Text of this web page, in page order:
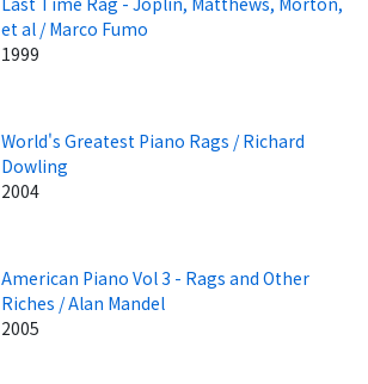
et al / Marco Fumo
1999
World's Greatest Piano Rags / Richard
Dowling
2004
American Piano Vol 3 - Rags and Other
Riches / Alan Mandel
2005